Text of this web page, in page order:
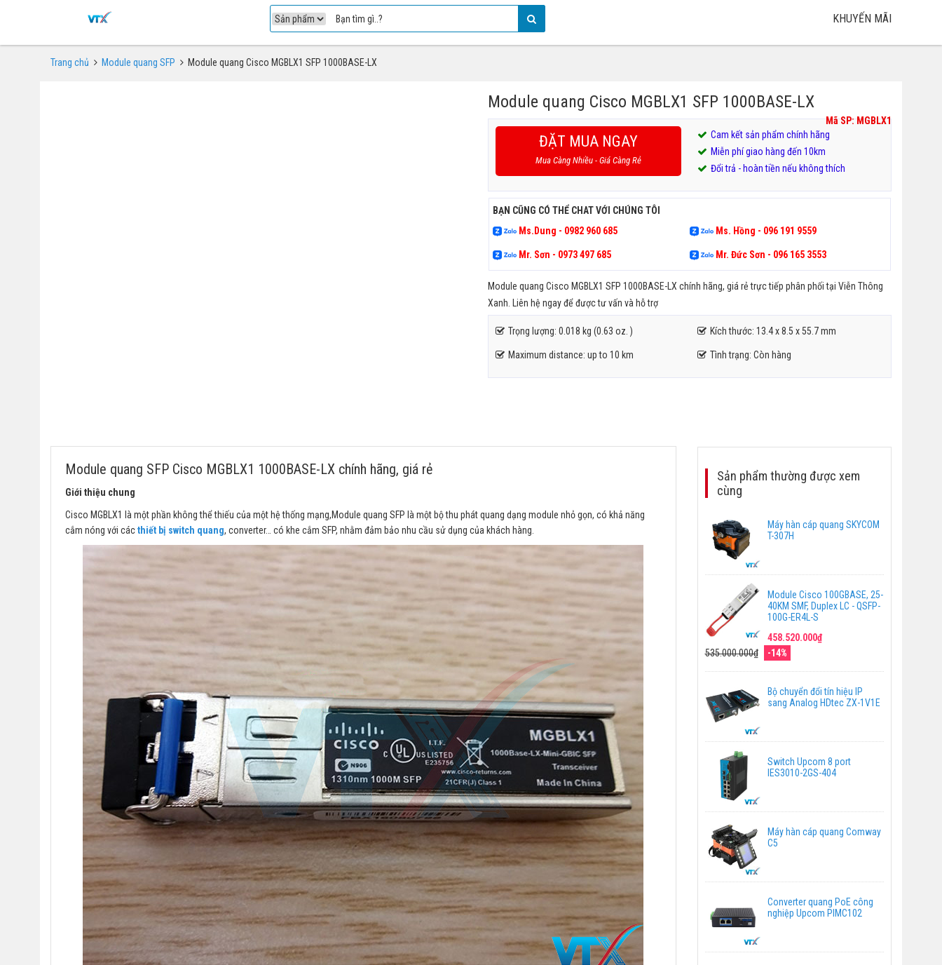
KHUYẾN MÃI
Trang chủ Module quang SFP Module quang Cisco MGBLX1 SFP 1000BASE-LX
Module quang Cisco MGBLX1 SFP 1000BASE-LX
Mã SP: MGBLX1
ĐẶT MUA NGAY
Mua Càng Nhiều - Giá Càng Rẻ
Cam kết sản phẩm chính hãng
Miễn phí giao hàng đến 10km
Đổi trả - hoàn tiền nếu không thích
BẠN CŨNG CÓ THỂ CHAT VỚI CHÚNG TÔI
Ms.Dung - 0982 960 685
Ms. Hồng - 096 191 9559
Mr. Sơn - 0973 497 685 Mr. Đức Sơn - 096 165 3553
Module quang Cisco MGBLX1 SFP 1000BASE-LX chính hãng, giá rẻ trực tiếp phân phối tại Viễn Thông
Xanh. Liên hệ ngay để được tư vấn và hỗ trợ
Trọng lượng: 0.018 kg (0.63 oz. ) Kích thước: 13.4 x 8.5 x 55.7 mm
Maximum distance: up to 10 km Tình trạng: Còn hàng
Module quang SFP Cisco MGBLX1 1000BASE-LX chính hãng, giá rẻ
Giới thiệu chung
Cisco MGBLX1 là một phần không thể thiếu của một hệ thống mạng,Module quang SFP là một bộ thu phát quang dạng module nhỏ gọn, có khả năng
cắm nóng với cácthiết bị switch quang, converter… có khe cắm SFP, nhằm đảm bảo nhu cầu sử dụng của khách hàng.
Sản phẩm thường được xem
cùng
Máy hàn cáp quang SKYCOM
T-307H
Module Cisco 100GBASE, 25-
40KM SMF, Duplex LC - QSFP-
100G-ER4L-S
458.520.000₫
535.000.000₫
-14%
Bộ chuyển đổi tín hiệu IP
sang Analog HDtec ZX-1V1E
Switch Upcom 8 port
IES3010-2GS-404
Máy hàn cáp quang Comway
C5
Converter quang PoE công
nghiệp Upcom PIMC102